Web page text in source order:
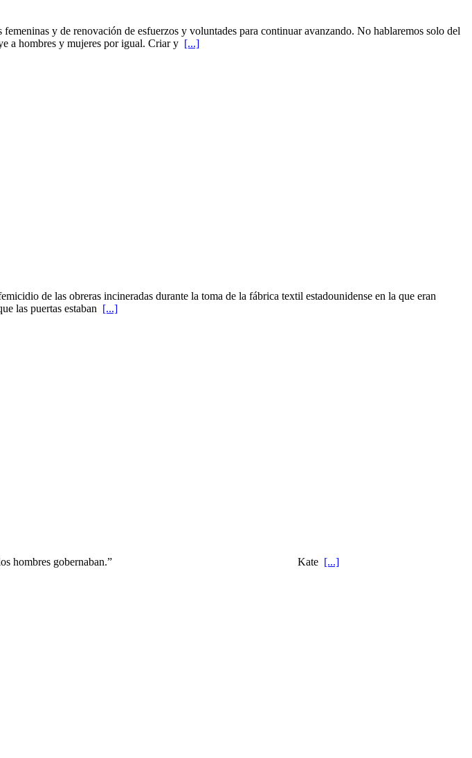
y de renovación de esfuerzos y voluntades para continuar avanzando. No hablaremos solo del
a hombres y mujeres por igual. Criar y [...]
de las obreras incineradas durante la toma de la fábrica textil estadounidense en la que eran
las puertas estaban [...]
nosotras amábamos, los hombres gobernaban.” Kate [...]